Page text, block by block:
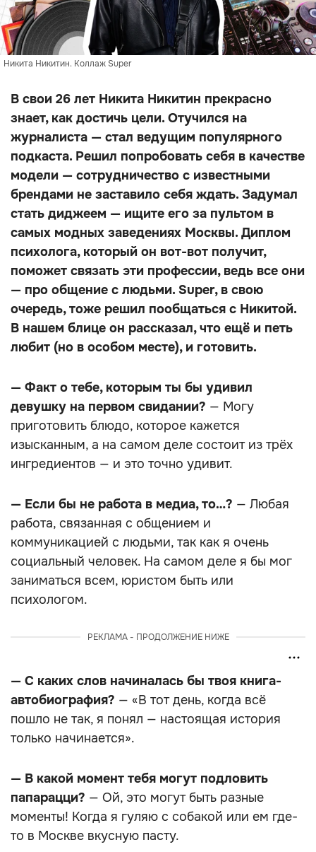
Никита Никитин. Коллаж Super
В свои 26 лет Никита Никитин прекрасно
знает, как достичь цели. Отучился на
журналиста — стал ведущим популярного
подкаста. Решил попробовать себя в качестве
модели — сотрудничество с известными
брендами не заставило себя ждать. Задумал
стать диджеем — ищите его за пультом в
самых модных заведениях Москвы. Диплом
психолога, который он вот-вот получит,
поможет связать эти профессии, ведь все они
— про общение с людьми. Super, в свою
очередь, тоже решил пообщаться с Никитой.
В нашем блице он рассказал, что ещё и петь
любит (но в особом месте), и готовить.
— Факт о тебе, которым ты бы удивил
девушку на первом свидании? — Могу
приготовить блюдо, которое кажется
изысканным, а на самом деле состоит из трёх
ингредиентов — и это точно удивит.
— Если бы не работа в медиа, то…? — Любая
работа, связанная с общением и
коммуникацией с людьми, так как я очень
социальный человек. На самом деле я бы мог
заниматься всем, юристом быть или
психологом.
РЕКЛАМА - ПРОДОЛЖЕНИЕ НИЖЕ
— С каких слов начиналась бы твоя книга-
автобиография? — «В тот день, когда всё
пошло не так, я понял — настоящая история
только начинается».
— В какой момент тебя могут подловить
папарацци? — Ой, это могут быть разные
моменты! Когда я гуляю с собакой или ем где-
то в Москве вкусную пасту.